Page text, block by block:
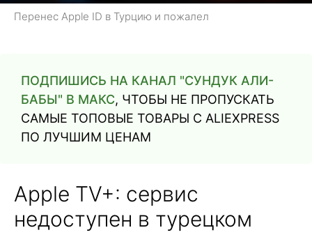
Перенес Apple ID в Турцию и пожалел
ПОДПИШИСЬ НА КАНАЛ "СУНДУК АЛИ-
БАБЫ" В МАКС, ЧТОБЫ НЕ ПРОПУСКАТЬ
САМЫЕ ТОПОВЫЕ ТОВАРЫ С ALIEXPRESS
ПО ЛУЧШИМ ЦЕНАМ
Apple TV+: сервис
недоступен в турецком